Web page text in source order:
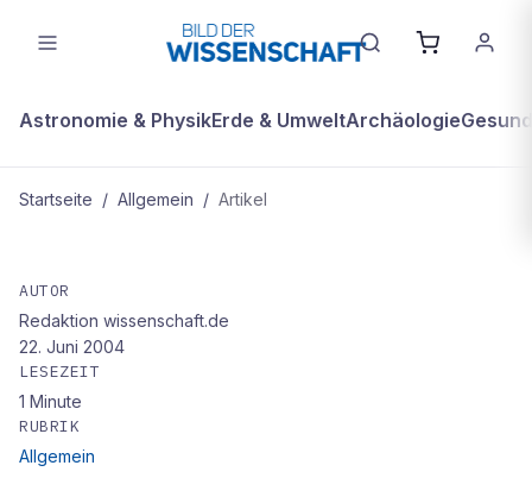
Astronomie & PhysikErde & UmweltArchäologie
Startseite / Allgemein / Artikel
Gasbetriebene FahrzeugE dürfen
AUTOR
Redaktion wissenschaft.de
22. Juni 2004
LESEZEIT
1 Minute
RUBRIK
Allgemein